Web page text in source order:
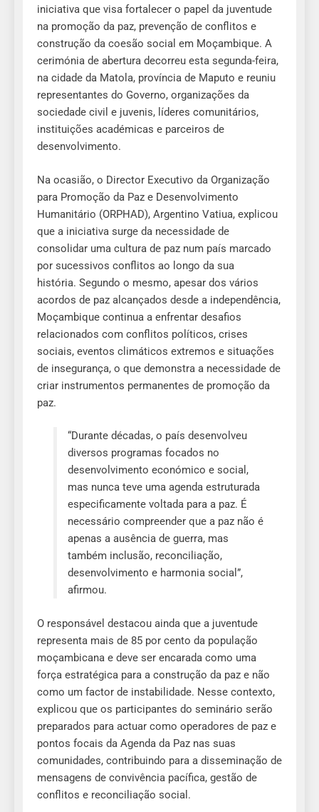
iniciativa que visa fortalecer o papel da juventude
na promoção da paz, prevenção de conflitos e
construção da coesão social em Moçambique. A
cerimónia de abertura decorreu esta segunda-feira,
na cidade da Matola, província de Maputo e reuniu
representantes do Governo, organizações da
sociedade civil e juvenis, líderes comunitários,
instituições académicas e parceiros de
desenvolvimento.
Na ocasião, o Director Executivo da Organização
para Promoção da Paz e Desenvolvimento
Humanitário (ORPHAD), Argentino Vatiua, explicou
que a iniciativa surge da necessidade de
consolidar uma cultura de paz num país marcado
por sucessivos conflitos ao longo da sua
história. Segundo o mesmo, apesar dos vários
acordos de paz alcançados desde a independência,
Moçambique continua a enfrentar desafios
relacionados com conflitos políticos, crises
sociais, eventos climáticos extremos e situações
de insegurança, o que demonstra a necessidade de
criar instrumentos permanentes de promoção da
paz.
“Durante décadas, o país desenvolveu
diversos programas focados no
desenvolvimento económico e social,
mas nunca teve uma agenda estruturada
especificamente voltada para a paz. É
necessário compreender que a paz não é
apenas a ausência de guerra, mas
também inclusão, reconciliação,
desenvolvimento e harmonia social”,
afirmou.
O responsável destacou ainda que a juventude
representa mais de 85 por cento da população
moçambicana e deve ser encarada como uma
força estratégica para a construção da paz e não
como um factor de instabilidade. Nesse contexto,
explicou que os participantes do seminário serão
preparados para actuar como operadores de paz e
pontos focais da Agenda da Paz nas suas
comunidades, contribuindo para a disseminação de
mensagens de convivência pacífica, gestão de
conflitos e reconciliação social.